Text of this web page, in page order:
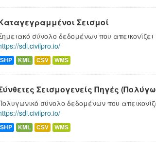
Σεισμοί
σύνολο δεδομένων που
sdi.civilpro.io/
SHP KML CSV WMS
Σεισμογενείς Πηγές
σύνολο δεδομένων που
sdi.civilpro.io/
SHP KML CSV WMS